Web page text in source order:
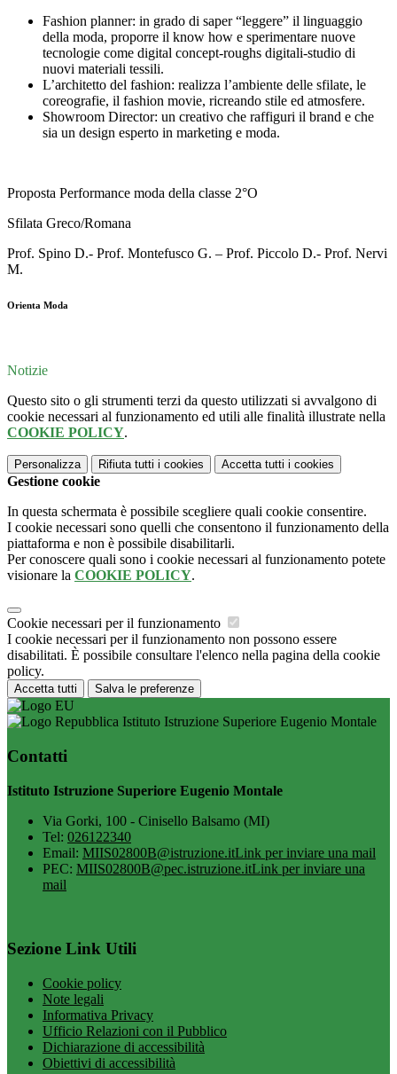
Fashion planner: in grado di saper “leggere” il linguaggio
della moda, proporre il know how e sperimentare nuove
tecnologie come digital concept-roughs digitali-studio di
nuovi materiali tessili.
L’architetto del fashion: realizza l’ambiente delle sfilate, le
coreografie, il fashion movie, ricreando stile ed atmosfere.
Showroom Director: un creativo che raffiguri il brand e che
sia un design esperto in marketing e moda.
Proposta Performance moda della classe 2°O
Sfilata Greco/Romana
Prof. Spino D.- Prof. Montefusco G. – Prof. Piccolo D.- Prof. Nervi
M.
Orienta Moda
Notizie
Questo sito o gli strumenti terzi da questo utilizzati si avvalgono di
cookie necessari al funzionamento ed utili alle finalità illustrate nella
COOKIE POLICY.
Personalizza Rifiuta tutti i cookies Accetta tutti i cookies
Gestione cookie
In questa schermata è possibile scegliere quali cookie consentire.
I cookie necessari sono quelli che consentono il funzionamento della
piattaforma e non è possibile disabilitarli.
Per conoscere quali sono i cookie necessari al funzionamento potete
visionare la COOKIE POLICY.
Cookie necessari per il funzionamento
I cookie necessari per il funzionamento non possono essere
disabilitati. È possibile consultare l'elenco nella pagina della cookie
policy.
Accetta tutti Salva le preferenze
Istituto Istruzione Superiore Eugenio Montale
Contatti
Istituto Istruzione Superiore Eugenio Montale
Via Gorki, 100 - Cinisello Balsamo (MI)
Tel: 026122340
Email: MIIS02800B@istruzione.itLink per inviare una mail
PEC: MIIS02800B@pec.istruzione.itLink per inviare una
mail
Sezione Link Utili
Cookie policy
Note legali
Informativa Privacy
Ufficio Relazioni con il Pubblico
Dichiarazione di accessibilità
Obiettivi di accessibilità